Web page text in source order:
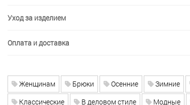
Уход за изделием
Оплата и доставка
Женщинам Брюки Осенние Зимние
Классические
В деловом стиле Модные